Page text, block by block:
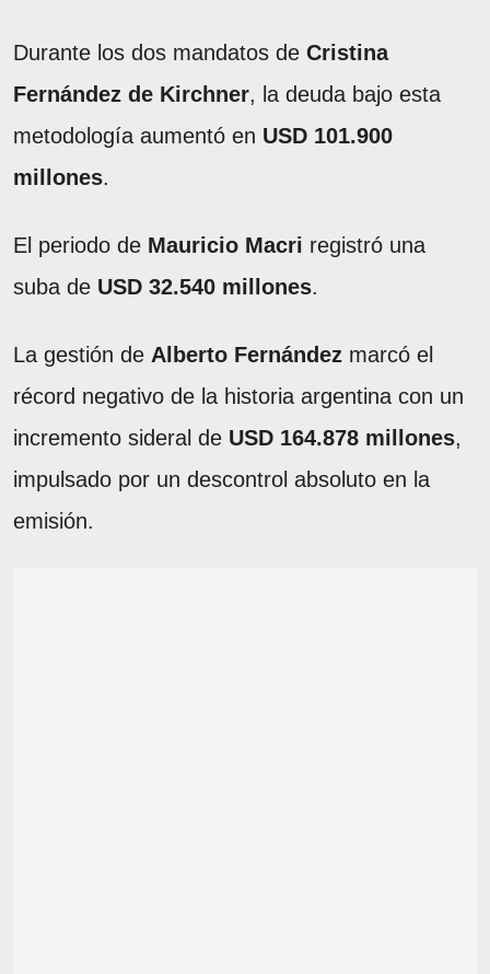
Durante los dos mandatos de Cristina
Fernández de Kirchner, la deuda bajo esta
metodología aumentó en USD 101.900
millones.
El periodo de Mauricio Macri registró una
suba de USD 32.540 millones.
La gestión de Alberto Fernández marcó el
récord negativo de la historia argentina con un
incremento sideral de USD 164.878 millones,
impulsado por un descontrol absoluto en la
emisión.